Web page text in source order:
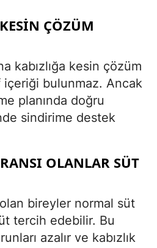
ÇÖZÜM
kabızlığa kesin çözüm
bulunmaz. Ancak
planında doğru
sindirime destek
OLANLAR SÜT
bireyler normal süt
tercih edebilir. Bu
azalır ve kabızlık